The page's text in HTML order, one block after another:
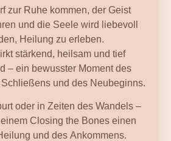
zur Ruhe kommen, der Geist
und die Seele wird liebevoll
Heilung zu erleben.
stärkend, heilsam und tief
– ein bewusster Moment des
und des Neubeginns.
oder in Zeiten des Wandels –
Closing the Bones einen
und des Ankommens.